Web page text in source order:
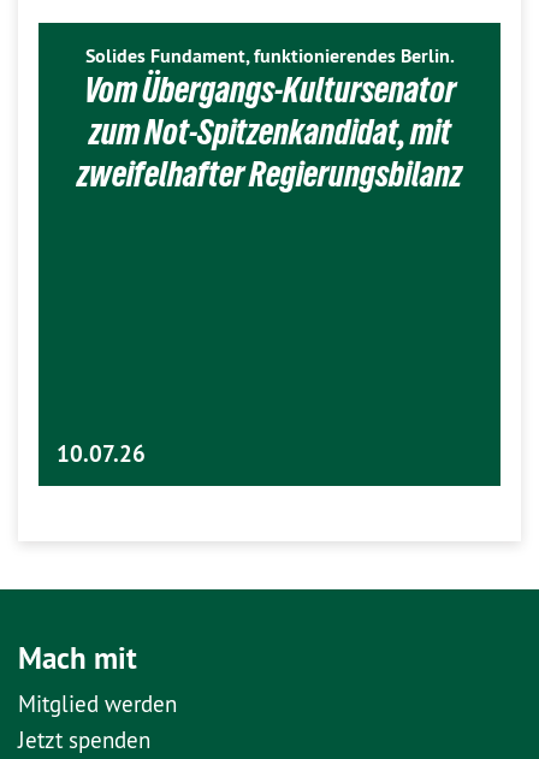
Solides Fundament, funktionierendes Berlin.
Vom Übergangs-Kultursenator
zum Not-Spitzenkandidat, mit
zweifelhafter Regierungsbilanz
10.07.26
Mach mit
Mitglied werden
Jetzt spenden